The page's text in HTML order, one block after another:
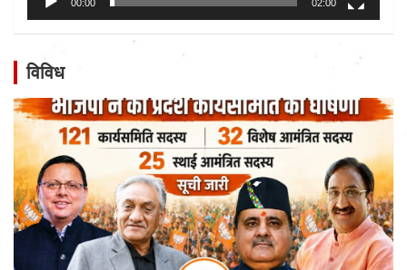
00:00 02:00
विविध